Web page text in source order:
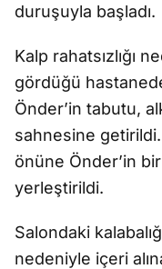
duruşuyla başladı.
Kalp rahatsızlığı
gördüğü
Önder’in tabutu,
sahnesine getirildi.
önüne Önder’in
yerleştirildi.
Salondaki
nedeniyle içeri